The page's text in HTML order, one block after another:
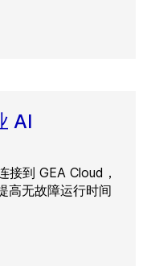
AI
接到 GEA Cloud，
高无故障运行时间